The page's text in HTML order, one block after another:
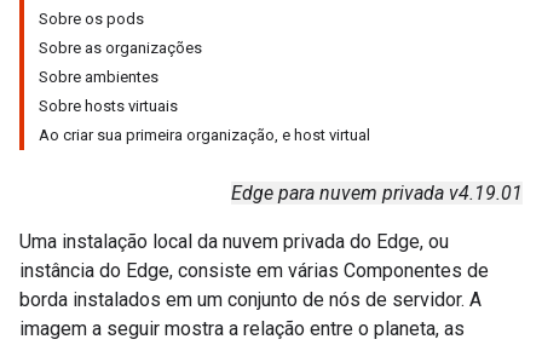
Sobre os pods
Sobre as organizações
Sobre ambientes
Sobre hosts virtuais
Ao criar sua primeira organização, e host virtual
Edge para nuvem privada v4.19.01
Uma instalação local da nuvem privada do Edge, ou
instância do Edge, consiste em várias Componentes de
borda instalados em um conjunto de nós de servidor. A
imagem a seguir mostra a relação entre o planeta, as